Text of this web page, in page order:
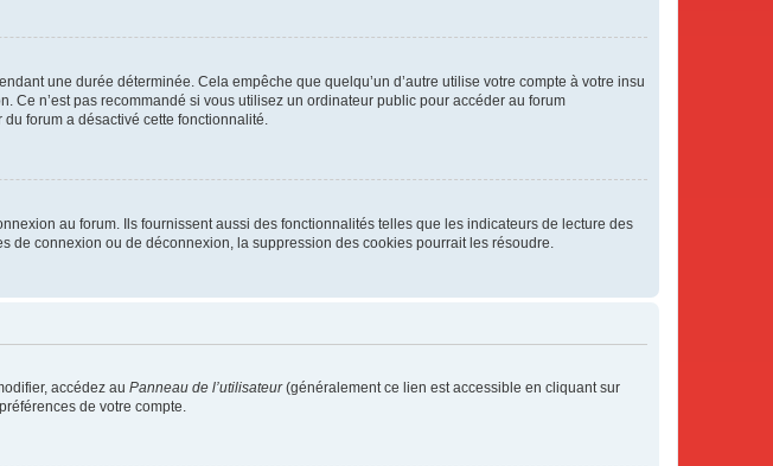
une durée déterminée. Cela empêche que quelqu’un d’autre utilise votre compte à votre insu
Ce n’est pas recommandé si vous utilisez un ordinateur public pour accéder au forum
forum a désactivé cette fonctionnalité.
au forum. Ils fournissent aussi des fonctionnalités telles que les indicateurs de lecture des
de connexion ou de déconnexion, la suppression des cookies pourrait les résoudre.
accédez au Panneau de l’utilisateur(généralement ce lien est accessible en cliquant sur
de votre compte.